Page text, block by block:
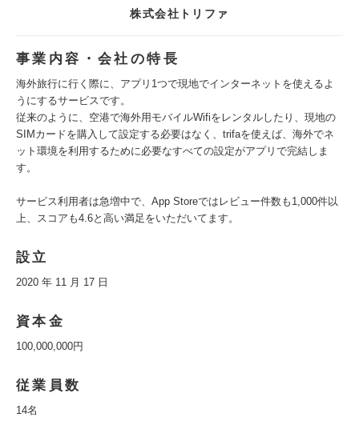
株式会社トリファ
事業内容・会社の特長
海外旅行に行く際に、アプリ1つで現地でインターネットを使えるよ
うにするサービスです。
従来のように、空港で海外用モバイルWifiをレンタルしたり、現地の
SIMカードを購入して設定する必要はなく、trifaを使えば、海外でネ
ット環境を利用するために必要なすべての設定がアプリで完結しま
す。
サービス利用者は急増中で、App Storeではレビュー件数も1,000件以
上、スコアも4.6と高い満足をいただいてます。
設立
2020 年 11 月 17 日
資本金
100,000,000円
従業員数
14名